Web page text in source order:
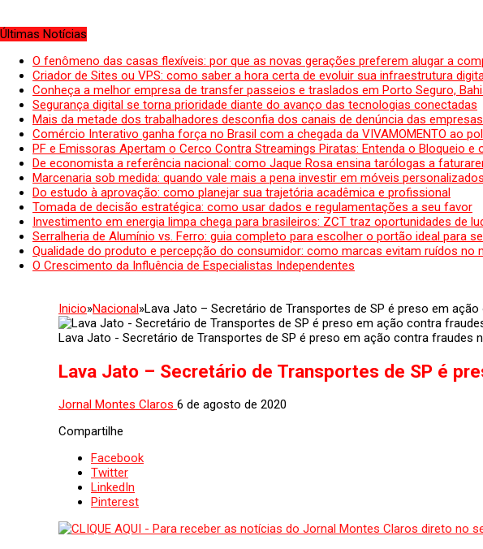
Últimas Notícias
O fenômeno das casas flexíveis: por que as novas gerações preferem alugar a
Criador de Sites ou VPS: como saber a hora certa de evoluir sua infraestrutura
Conheça a melhor empresa de transfer passeios e traslados em Porto Seguro,
Segurança digital se torna prioridade diante do avanço das tecnologias conectadas
Mais da metade dos trabalhadores desconfia dos canais de denúncia das empresas
Comércio Interativo ganha força no Brasil com a chegada da VIVAMOMENTO ao
PF e Emissoras Apertam o Cerco Contra Streamings Piratas: Entenda o Bloqueio e
De economista a referência nacional: como Jaque Rosa ensina tarólogas a
Marcenaria sob medida: quando vale mais a pena investir em móveis
Do estudo à aprovação: como planejar sua trajetória acadêmica e profissional
Tomada de decisão estratégica: como usar dados e regulamentações a seu favor
Investimento em energia limpa chega para brasileiros: ZCT traz oportunidades de
Serralheria de Alumínio vs. Ferro: guia completo para escolher o portão ideal para
Qualidade do produto e percepção do consumidor: como marcas evitam ruídos no
O Crescimento da Influência de Especialistas Independentes
Inicio»Nacional »Lava Jato – Secretário de Transportes de SP é preso em
Lava Jato - Secretário de Transportes de SP é preso em ação contra fraudes
Lava Jato – Secretário de Transportes de SP é
Jornal Montes Claros 6 de agosto de 2020
Compartilhe
Facebook
Twitter
LinkedIn
Pinterest